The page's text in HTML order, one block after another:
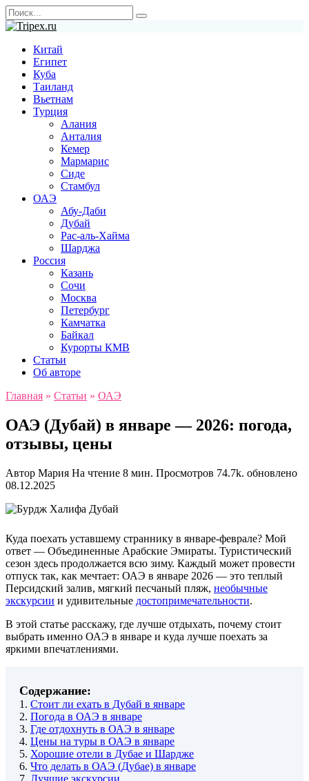
Перейти
к
содержанию
Search
for:
Китай
Египет
Куба
Таиланд
Вьетнам
Турция
Алания
Анталия
Кемер
Мармарис
Сиде
Стамбул
ОАЭ
Абу-Даби
Дубай
Рас-аль-Хайма
Шарджа
Россия
Казань
Сочи
Москва
Петербург
Камчатка
Байкал
Курорты КМВ
Статьи
Об авторе
Главная » Статьи » ОАЭ
ОАЭ (Дубай) в январе — 2026: погода,
отзывы, цены
Автор Мария На чтение 8 мин. Просмотров 74.7k. обновлено
08.12.2025
Куда поехать уставшему страннику в январе-феврале? Мой
ответ — Объединенные Арабские Эмираты. Туристический
сезон здесь продолжается всю зиму. Каждый может провести
отпуск так, как мечтает: ОАЭ в январе 2026 — это теплый
Персидский залив, мягкий песчаный пляж, необычные
экскурсии и удивительные достопримечательности.
В этой статье расскажу, где лучше отдыхать, почему стоит
выбрать именно ОАЭ в январе и куда лучше поехать за
яркими впечатлениями.
Содержание:
1. Стоит ли ехать в Дубай в январе
2. Погода в ОАЭ в январе
3. Где отдохнуть в ОАЭ в январе
4. Цены на туры в ОАЭ в январе
5. Хорошие отели в Дубае и Шардже
6. Что делать в ОАЭ (Дубае) в январе
7. Лучшие экскурсии